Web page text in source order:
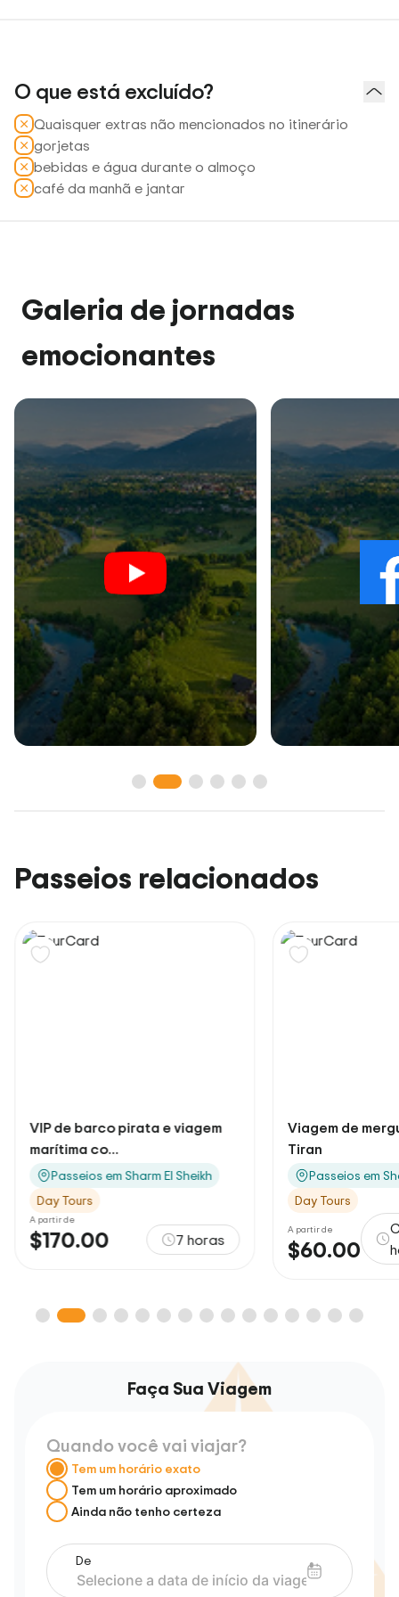
O que está excluído?
Quaisquer extras não mencionados no itinerário
gorjetas
bebidas e água durante o almoço
café da manhã e jantar
Galeria de jornadas
emocionantes
Passeios relacionados
VIP de barco pirata e viagem
marítima co...
Passeios em Sharm El Sheikh
Day Tours
A partir de
$170.00 7 horas
Viagem de
Tiran
Passeios em
Day Tours
A partir de
$60.00
Faça Sua Viagem
Quando você vai viajar?
Tem um horário exato
Tem um horário aproximado
Ainda não tenho certeza
De